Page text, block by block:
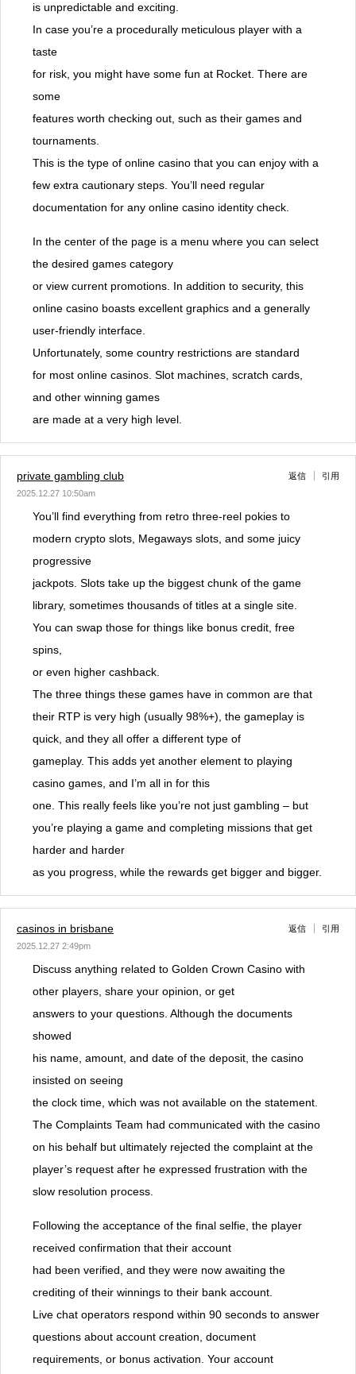
is unpredictable and exciting.
In case you’re a procedurally meticulous player with a
taste
for risk, you might have some fun at Rocket. There are
some
features worth checking out, such as their games and
tournaments.
This is the type of online casino that you can enjoy with a
few extra cautionary steps. You’ll need regular
documentation for any online casino identity check.
In the center of the page is a menu where you can select
the desired games category
or view current promotions. In addition to security, this
online casino boasts excellent graphics and a generally
user-friendly interface.
Unfortunately, some country restrictions are standard
for most online casinos. Slot machines, scratch cards,
and other winning games
are made at a very high level.
private gambling club
2025.12.27 10:50am
返信 引用
You’ll find everything from retro three-reel pokies to
modern crypto slots, Megaways slots, and some juicy
progressive
jackpots. Slots take up the biggest chunk of the game
library, sometimes thousands of titles at a single site.
You can swap those for things like bonus credit, free
spins,
or even higher cashback.
The three things these games have in common are that
their RTP is very high (usually 98%+), the gameplay is
quick, and they all offer a different type of
gameplay. This adds yet another element to playing
casino games, and I’m all in for this
one. This really feels like you’re not just gambling – but
you’re playing a game and completing missions that get
harder and harder
as you progress, while the rewards get bigger and bigger.
casinos in brisbane
2025.12.27 2:49pm
返信 引用
Discuss anything related to Golden Crown Casino with
other players, share your opinion, or get
answers to your questions. Although the documents
showed
his name, amount, and date of the deposit, the casino
insisted on seeing
the clock time, which was not available on the statement.
The Complaints Team had communicated with the casino
on his behalf but ultimately rejected the complaint at the
player’s request after he expressed frustration with the
slow resolution process.
Following the acceptance of the final selfie, the player
received confirmation that their account
had been verified, and they were now awaiting the
crediting of their winnings to their bank account.
Live chat operators respond within 90 seconds to answer
questions about account creation, document
requirements, or bonus activation. Your account